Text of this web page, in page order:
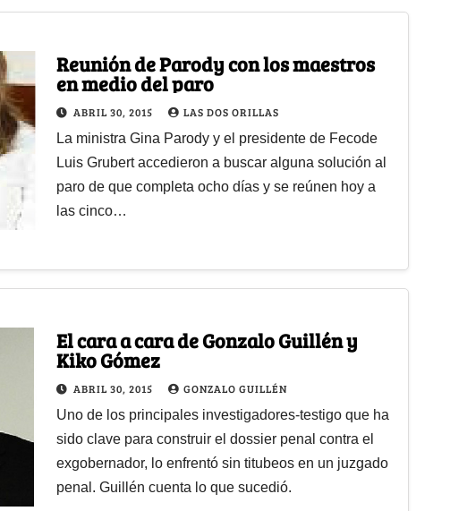
Reunión de Parody con los maestros
en medio del paro
ABRIL 30, 2015 LAS DOS ORILLAS
La ministra Gina Parody y el presidente de Fecode
Luis Grubert accedieron a buscar alguna solución al
paro de que completa ocho días y se reúnen hoy a
las cinco…
El cara a cara de Gonzalo Guillén y
Kiko Gómez
ABRIL 30, 2015 GONZALO GUILLÉN
Uno de los principales investigadores-testigo que ha
sido clave para construir el dossier penal contra el
exgobernador, lo enfrentó sin titubeos en un juzgado
penal. Guillén cuenta lo que sucedió.